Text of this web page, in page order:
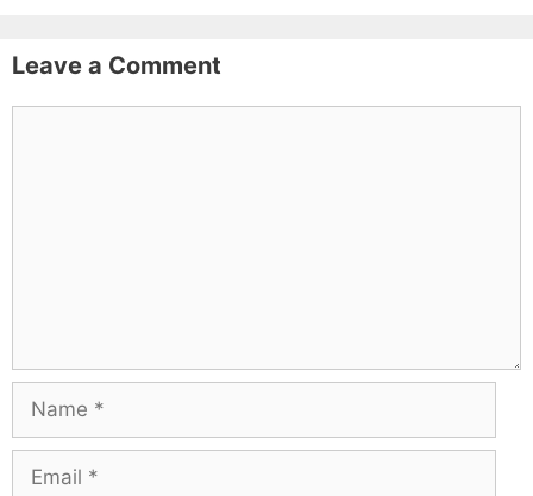
Leave a Comment